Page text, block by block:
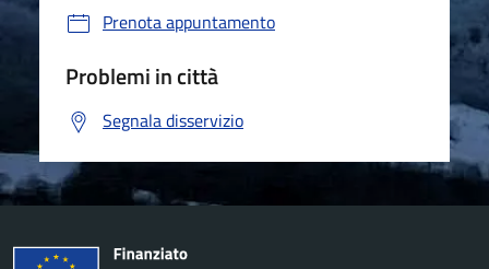
Prenota appuntamento
Problemi in città
Segnala disservizio